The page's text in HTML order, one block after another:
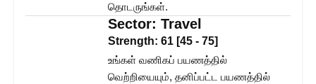
தொடருங்கள்.
Sector: Travel
Strength: 61 [45 - 75]
உங்கள் வணிகப் பயணத்தில்
வெற்றியையும், தனிப்பட்ட பயணத்தில்